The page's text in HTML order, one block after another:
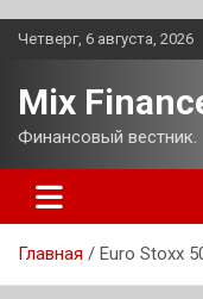
Перейти
Четверг, 6 августа, 2026
Mix
Финансовый вестник.
Главная Euro Stoxx